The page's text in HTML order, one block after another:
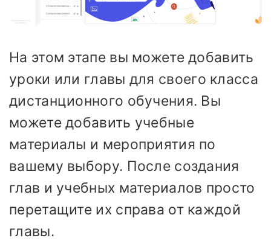
На этом этапе вы можете добавить
уроки или главы для своего класса
дистанционного обучения. Вы
можете добавить учебные
материалы и мероприятия по
вашему выбору. После создания
глав и учебных материалов просто
перетащите их справа от каждой
главы.